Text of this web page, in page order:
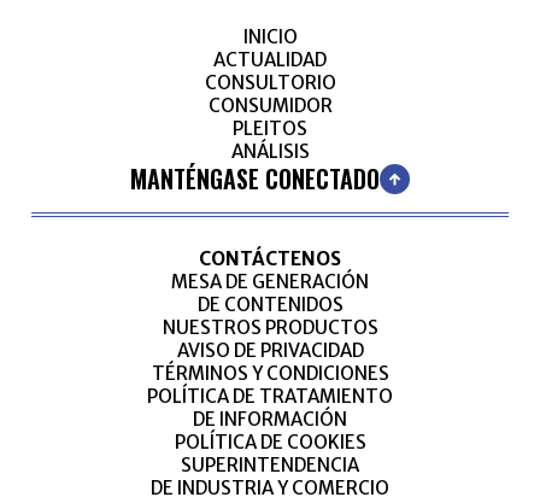
INICIO
ACTUALIDAD
CONSULTORIO
CONSUMIDOR
PLEITOS
ANÁLISIS
MANTÉNGASE CONECTADO
CONTÁCTENOS
MESA DE GENERACIÓN
DE CONTENIDOS
NUESTROS PRODUCTOS
AVISO DE PRIVACIDAD
TÉRMINOS Y CONDICIONES
POLÍTICA DE TRATAMIENTO
DE INFORMACIÓN
POLÍTICA DE COOKIES
SUPERINTENDENCIA
DE INDUSTRIA Y COMERCIO